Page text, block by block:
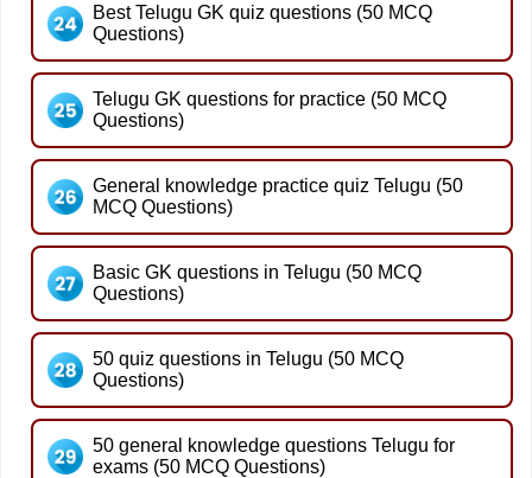
Best Telugu GK quiz questions (50 MCQ
Questions)
Telugu GK questions for practice (50 MCQ
Questions)
General knowledge practice quiz Telugu (50
MCQ Questions)
Basic GK questions in Telugu (50 MCQ
Questions)
50 quiz questions in Telugu (50 MCQ
Questions)
50 general knowledge questions Telugu for
exams (50 MCQ Questions)